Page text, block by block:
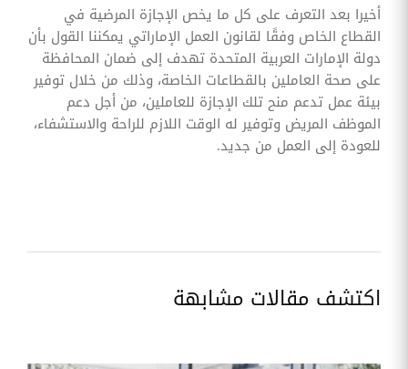
أخيرا بعد التعرف على كل ما يخص الإجازة المرضية في
القطاع الخاص وفقًا لقانون العمل الإماراتي يمكننا القول بأن
دولة الإمارات العربية المتحدة تهدف إلى ضمان المحافظة
على صحة العاملين بالقطاعات الخاصة، وذلك من خلال توفير
بيئة عمل تدعم منح تلك الإجازة للعاملين، من أجل دعم
الموظف المريض وتوفير له الوقت اللازم للراحة والاستشفاء،
للعودة إلى العمل من جديد.
اكتشف مقالات مشابهة